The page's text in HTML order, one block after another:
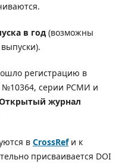
в год(возможны
регистрацию в
№10364, серии РСМИ и
журнал
в CrossRefи к
присваивается DOI